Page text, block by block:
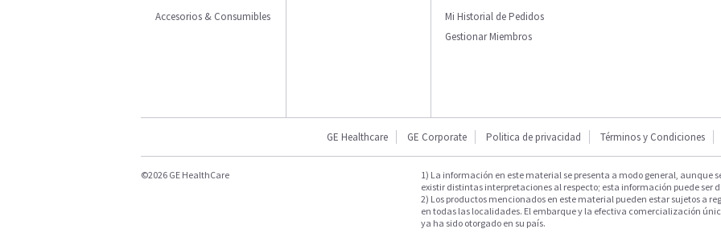
Accesorios & Consumibles
Mi Historial de Pedidos
Gestionar Miembros
GE Healthcare GE Corporate Politica de privacidad Términos y Condiciones
©2026 GE HealthCare
1) La información en este material se presenta a modo general, aunque
existir distintas interpretaciones al respecto; esta información puede ser
2) Los productos mencionados en este material pueden estar sujetos a
en todas las localidades. El embarque y la efectiva comercialización
ya ha sido otorgado en su país.